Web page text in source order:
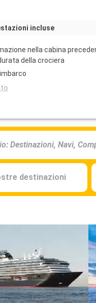
incluse
nella cabina
della crociera
destinazioni